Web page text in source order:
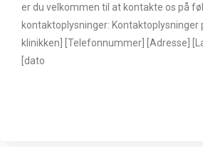
er du velkommen til at kontakte os på
kontaktoplysninger: Kontaktoplysninger
klinikken] [Telefonnummer] [Adresse]
[dato